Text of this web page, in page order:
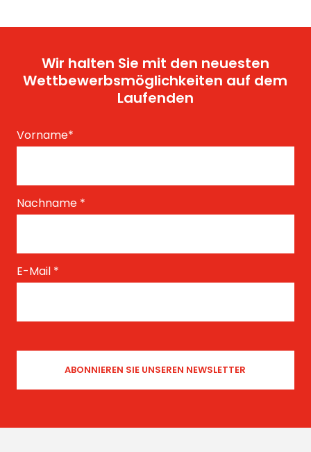
Wir halten Sie mit den neuesten
Wettbewerbsmöglichkeiten auf dem
Laufenden
Vorname*
Nachname *
E-Mail *